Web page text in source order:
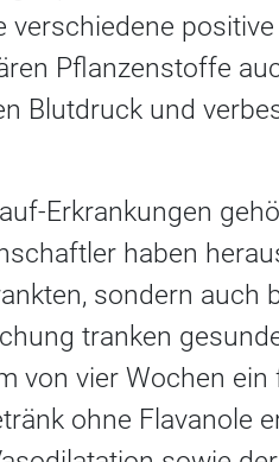
verschiedene
Pflanzenstoffe
Blutdruck und
Erkrankungen
haben
sondern auch
tranken
von vier Wochen ein
ohne Flavanole